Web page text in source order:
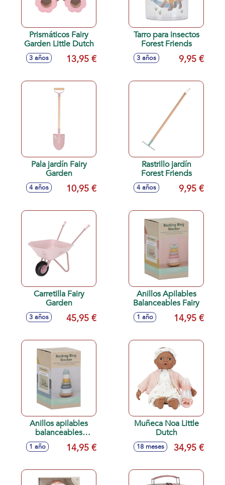
Prismáticos Fairy
Garden Little Dutch
3 años 13,95 €
Tarro para insectos
Forest Friends
3 años 9,95 €
Pala jardín Fairy
Garden
4 años 10,95 €
Rastrillo jardín
Forest Friends
4 años 9,95 €
Carretilla Fairy
Garden
3 años 45,95 €
Anillos Apilables
Balanceables Fairy
1 año 14,95 €
Anillos apilables
balanceables
Forest
1 año 14,95 €
Muñeca Noa Little
Dutch
18 meses 34,95 €